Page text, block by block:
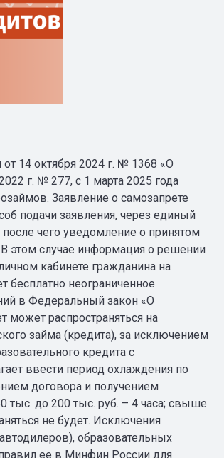
14 октября 2024 г. № 1368 «О
г. № 277, с 1 марта 2025 года
Заявление о самозапрете
подачи заявления, через единый
чего уведомление о принятом
этом случае информация о решении
кабинете гражданина на
бесплатно неограниченное
в Федеральный закон «О
может распространяться на
займа (кредита), за исключением
кредита с
ввести период охлаждения по
договора и получением
тыс. до 200 тыс. руб. – 4 часа; свыше
не будет. Исключения
образовательных
ее в Минфин России для